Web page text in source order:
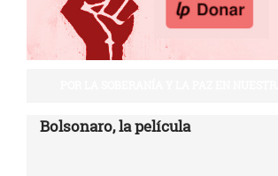
Bolsonaro, la película